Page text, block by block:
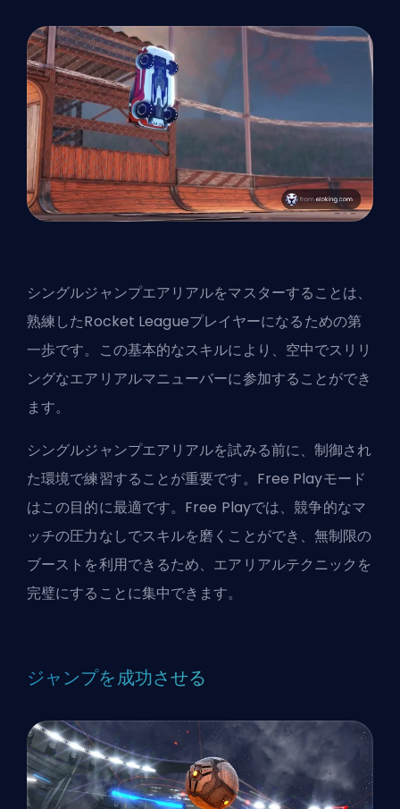
シングルジャンプエアリアルをマスターすることは、
熟練したRocket Leagueプレイヤーになるための第
一歩です。この基本的なスキルにより、空中でスリリ
ングなエアリアルマニューバーに参加することができ
ます。
シングルジャンプエアリアルを試みる前に、制御され
た環境で練習することが重要です。Free Playモード
はこの目的に最適です。Free Playでは、競争的なマ
ッチの圧力なしでスキルを磨くことができ、無制限の
ブーストを利用できるため、エアリアルテクニックを
完璧にすることに集中できます。
ジャンプを成功させる